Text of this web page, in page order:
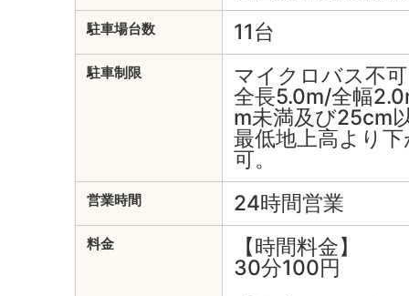
駐車場台数 11台
駐車制限
マイクロバス不
全長5.0m/全幅
m未満及び25cm
最低地上高より
可。
営業時間 24時間営業
料金
【時間料金】
30分100円